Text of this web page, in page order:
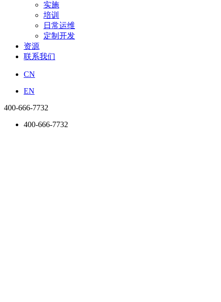
实施
培训
日常运维
定制开发
资源
联系我们
CN
EN
400-666-7732
400-666-7732